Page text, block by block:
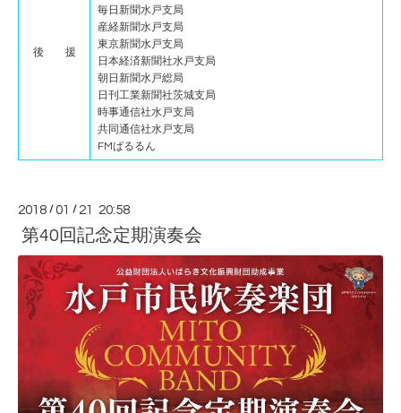
後 援
毎日新聞水戸支局
産経新聞水戸支局
東京新聞水戸支局
日本経済新聞社水戸支局
朝日新聞水戸総局
日刊工業新聞社茨城支局
時事通信社水戸支局
共同通信社水戸支局
FMぱるるん
2018 /01 / 21 20:58
第40回記念定期演奏会